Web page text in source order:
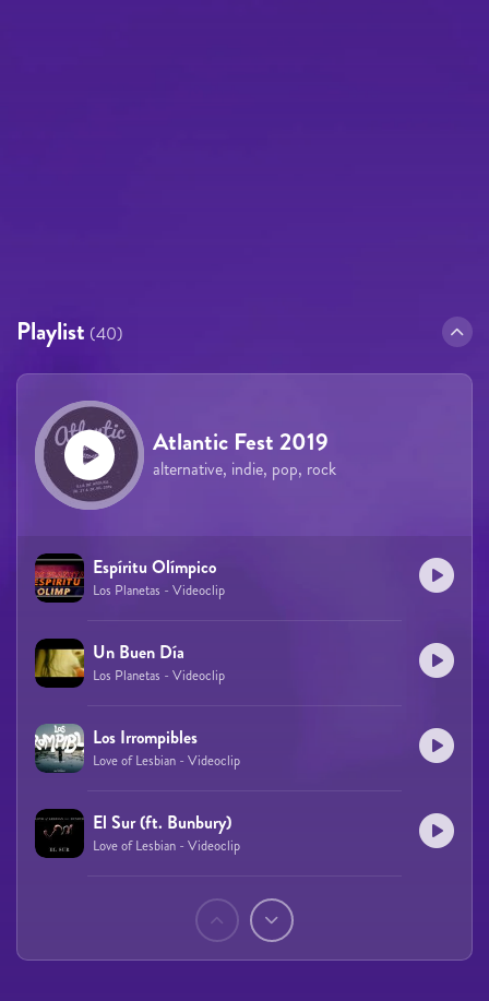
Playlist (40)
Atlantic Fest 2019
alternative, indie, pop, rock
Espíritu Olímpico
Los Planetas - Videoclip
Un Buen Día
Los Planetas - Videoclip
Los Irrompibles
Love of Lesbian - Videoclip
El Sur (ft. Bunbury)
Love of Lesbian - Videoclip